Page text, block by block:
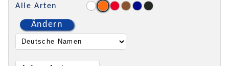
Alle Arten
Ändern